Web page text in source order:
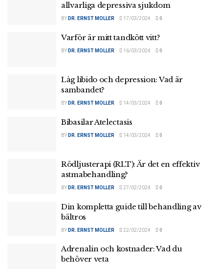
allvarliga depressiva sjukdom
BY DR. ERNST MOLLER 17/03/2024 0
Varför är mitt tandkött vitt?
BY DR. ERNST MOLLER 16/03/2024 0
Låg libido och depression: Vad är
sambandet?
BY DR. ERNST MOLLER 14/03/2024 0
Bibasilar Atelectasis
BY DR. ERNST MOLLER 14/03/2024 0
Rödljusterapi (RLT): Är det en effektiv
astmabehandling?
BY DR. ERNST MOLLER 27/02/2024 0
Din kompletta guide till behandling av
bältros
BY DR. ERNST MOLLER 22/02/2024 0
Adrenalin och kostnader: Vad du
behöver veta